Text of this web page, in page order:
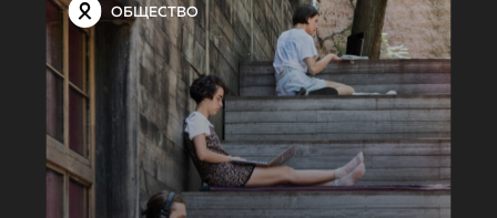
ОБЩЕСТВО